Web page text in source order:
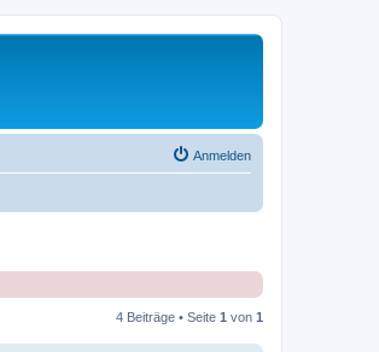
Anmelden
4 Beiträge • Seite 1 von 1